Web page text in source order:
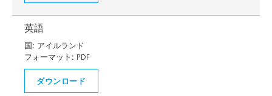
英語
国: アイルランド
フォーマット: PDF
ダウンロード